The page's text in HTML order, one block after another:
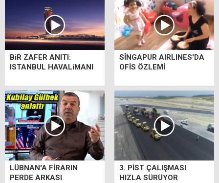
BiR ZAFER ANITI:
ISTANBUL HAVALiMANI
SİNGAPUR AIRLINES'DA
OFİS ÖZLEMİ
LÜBNAN'A FİRARIN
PERDE ARKASI
3. PİST ÇALIŞMASI
HIZLA SÜRÜYOR